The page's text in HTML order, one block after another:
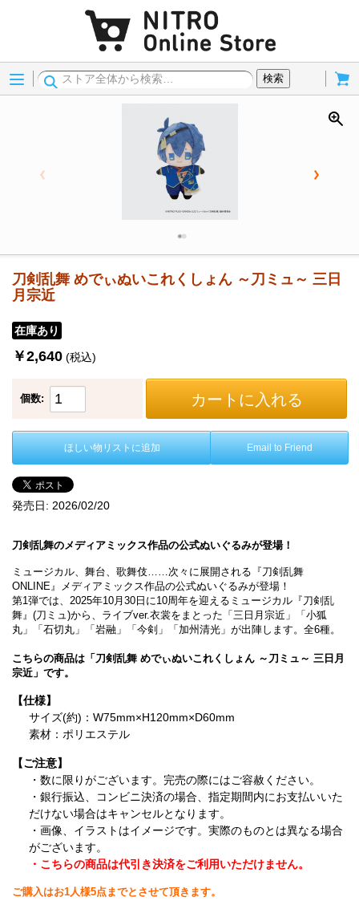
Menu
検索
刀剣乱舞 めでぃぬいこれくしょん ～刀ミュ～ 三日
月宗近
在庫あり
￥2,640 (税込)
個数: カートに入れる
ほしい物リストに追加 Email to Friend
発売日: 2026/02/20
刀剣乱舞のメディアミックス作品の公式ぬいぐるみが登場！
ミュージカル、舞台、歌舞伎……次々に展開される『刀剣乱舞
ONLINE』メディアミックス作品の公式ぬいぐるみが登場！
第1弾では、2025年10月30日に10周年を迎えるミュージカル『刀剣乱
舞』(刀ミュ)から、ライブver.衣裳をまとった「三日月宗近」「小狐
丸」「石切丸」「岩融」「今剣」「加州清光」が出陣します。全6種。
こちらの商品は「刀剣乱舞 めでぃぬいこれくしょん ～刀ミュ～ 三日月
宗近」です。
【仕様】
サイズ(約)：W75mm×H120mm×D60mm
素材：ポリエステル
【ご注意】
・数に限りがございます。完売の際にはご容赦ください。
・銀行振込、コンビニ決済の場合、指定期間内にお支払いいた
だけない場合はキャンセルとなります。
・画像、イラストはイメージです。実際のものとは異なる場合
がございます。
・こちらの商品は代引き決済をご利用いただけません。
ご購入はお1人様5点までとさせて頂きます。